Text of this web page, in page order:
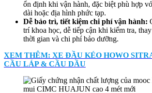
ổn định khi vận hành, đặc biệt phù hợp
dài hoặc địa hình phức tạp.
Dễ bảo trì, tiết kiệm chi phí vận hành:
trí khoa học, dễ tiếp cận khi kiểm tra,
thời gian và chi phí bảo dưỡng.
XEM THÊM: XE ĐẦU KÉO HOWO
CẦU LÁP & CẦU DẦU